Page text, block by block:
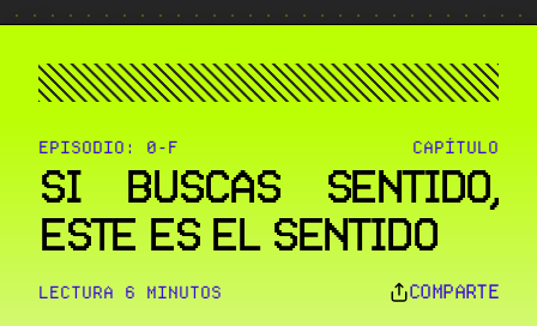
EPISODIO: 0-F CAPÍTULO
SI BUSCAS SENTIDO,
ESTE ES EL SENTIDO
LECTURA 6 MINUTOS COMPARTE